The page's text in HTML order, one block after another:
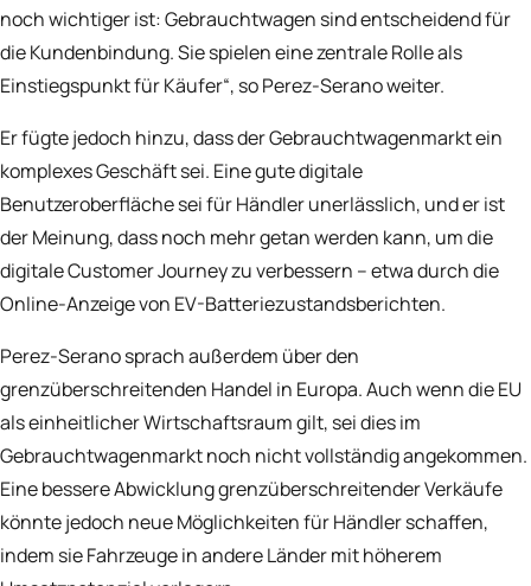
noch wichtiger ist: Gebrauchtwagen sind entscheidend für
die Kundenbindung. Sie spielen eine zentrale Rolle als
Einstiegspunkt für Käufer“, so Perez-Serano weiter.
Er fügte jedoch hinzu, dass der Gebrauchtwagenmarkt ein
komplexes Geschäft sei. Eine gute digitale
Benutzeroberfläche sei für Händler unerlässlich, und er ist
der Meinung, dass noch mehr getan werden kann, um die
digitale Customer Journey zu verbessern – etwa durch die
Online-Anzeige von EV-Batteriezustandsberichten.
Perez-Serano sprach außerdem über den
grenzüberschreitenden Handel in Europa. Auch wenn die EU
als einheitlicher Wirtschaftsraum gilt, sei dies im
Gebrauchtwagenmarkt noch nicht vollständig angekommen.
Eine bessere Abwicklung grenzüberschreitender Verkäufe
könnte jedoch neue Möglichkeiten für Händler schaffen,
indem sie Fahrzeuge in andere Länder mit höherem